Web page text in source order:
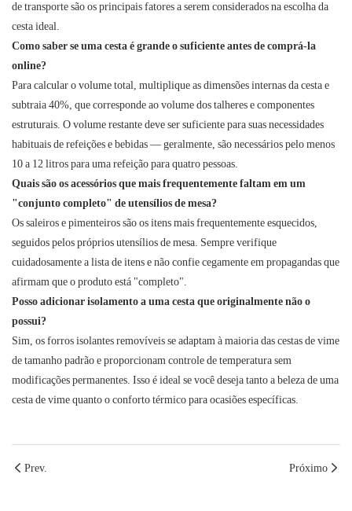
de transporte são os principais fatores a serem considerados na escolha da
cesta ideal.
Como saber se uma cesta é grande o suficiente antes de comprá-la
online?
Para calcular o volume total, multiplique as dimensões internas da cesta e
subtraia 40%, que corresponde ao volume dos talheres e componentes
estruturais. O volume restante deve ser suficiente para suas necessidades
habituais de refeições e bebidas — geralmente, são necessários pelo menos
10 a 12 litros para uma refeição para quatro pessoas.
Quais são os acessórios que mais frequentemente faltam em um
"conjunto completo" de utensílios de mesa?
Os saleiros e pimenteiros são os itens mais frequentemente esquecidos,
seguidos pelos próprios utensílios de mesa. Sempre verifique
cuidadosamente a lista de itens e não confie cegamente em propagandas que
afirmam que o produto está "completo".
Posso adicionar isolamento a uma cesta que originalmente não o
possui?
Sim, os forros isolantes removíveis se adaptam à maioria das cestas de vime
de tamanho padrão e proporcionam controle de temperatura sem
modificações permanentes. Isso é ideal se você deseja tanto a beleza de uma
cesta de vime quanto o conforto térmico para ocasiões específicas.
Prev. Próximo